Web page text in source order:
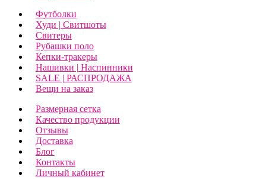
Футболки
Худи | Свитшоты
Свитеры
Рубашки поло
Кепки-тракеры
Нашивки | Наспинники
SALE | РАСПРОДАЖА
Вещи на заказ
Размерная сетка
Качество продукции
Отзывы
Доставка
Блог
Контакты
Личный кабинет